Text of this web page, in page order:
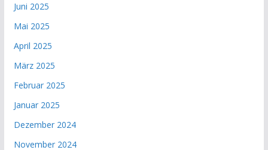
Juni 2025
Mai 2025
April 2025
März 2025
Februar 2025
Januar 2025
Dezember 2024
November 2024